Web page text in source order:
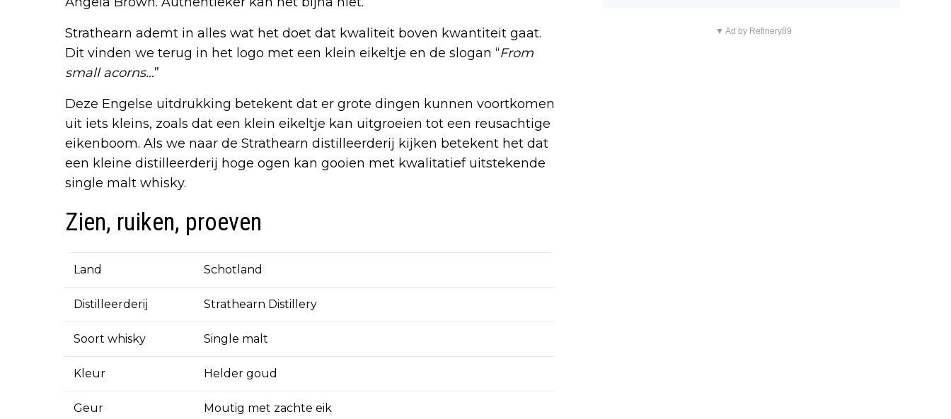
Strathearn ademt in alles wat het doet dat kwaliteit boven kwantiteit gaat.
Dit vinden we terug in het logo met een klein eikeltje en de slogan “From
small acorns…”
Deze Engelse uitdrukking betekent dat er grote dingen kunnen voortkomen
uit iets kleins, zoals dat een klein eikeltje kan uitgroeien tot een reusachtige
eikenboom. Als we naar de Strathearn distilleerderij kijken betekent het dat
een kleine distilleerderij hoge ogen kan gooien met kwalitatief uitstekende
single malt whisky.
Zien, ruiken, proeven
Land Schotland
Distilleerderij Strathearn Distillery
Soort whisky Single malt
Kleur Helder goud
Geur Moutig met zachte eik
▼ Ad by Refinery89